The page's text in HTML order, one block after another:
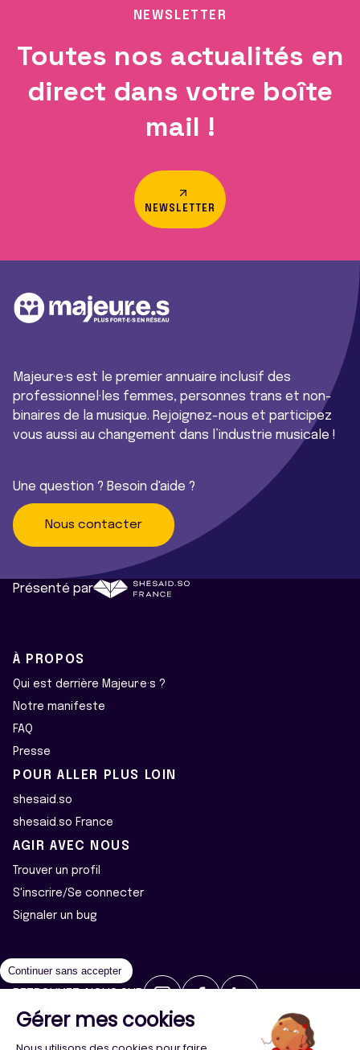
NEWSLETTER
Toutes nos actualités en
direct dans votre boîte
mail !
NEWSLETTER
Majeur·e·s est le premier annuaire inclusif des
professionnel·les femmes, personnes trans et non-
binaires de la musique. Rejoignez-nous et participez
vous aussi au changement dans l’industrie musicale !
Une question ? Besoin d'aide ?
Nous contacter
Présenté par
À PROPOS
Qui est derrière Majeur·e·s ?
Notre manifeste
FAQ
Presse
POUR ALLER PLUS LOIN
shesaid.so
shesaid.so France
AGIR AVEC NOUS
Trouver un profil
S'inscrire/Se connecter
Signaler un bug
2026 ©Majeur·e·s - Tous droits réservés
Politique de confidentialité
Continuer sans accepter
Gérer mes cookies